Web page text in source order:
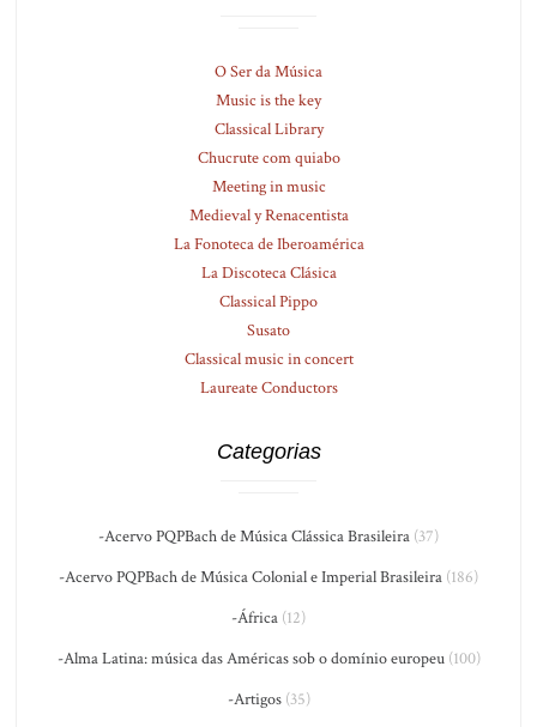
O Ser da Música
Music is the key
Classical Library
Chucrute com quiabo
Meeting in music
Medieval y Renacentista
La Fonoteca de Iberoamérica
La Discoteca Clásica
Classical Pippo
Susato
Classical music in concert
Laureate Conductors
Categorias
-Acervo PQPBach de Música Clássica Brasileira (37)
-Acervo PQPBach de Música Colonial e Imperial Brasileira (186)
-África (12)
-Alma Latina: música das Américas sob o domínio europeu(100)
-Artigos(35)